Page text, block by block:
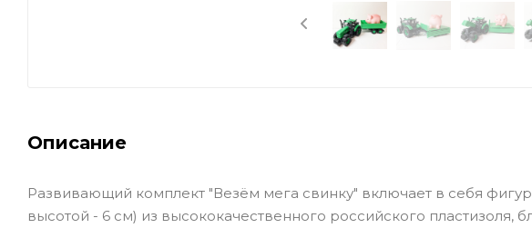
Описание
Развивающий комплект "Везём мега свинку" включает в себя
высотой - 6 см) из высококачественного российского пластизоля,